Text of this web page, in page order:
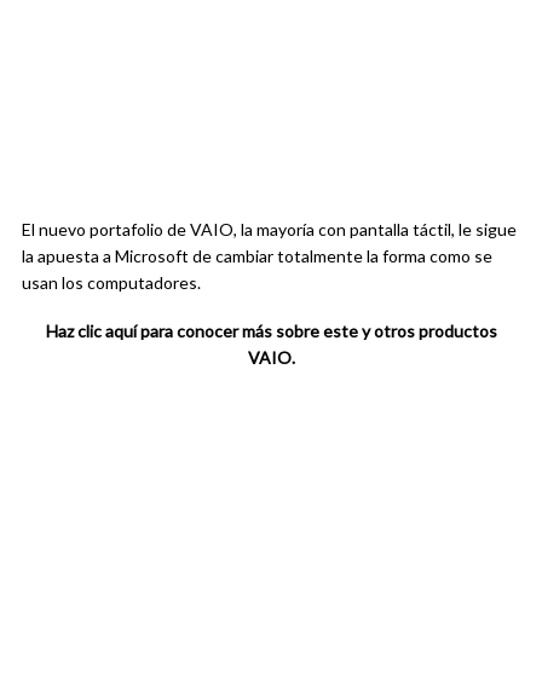
El nuevo portafolio de VAIO, la mayoría con pantalla táctil, le sigue
la apuesta a Microsoft de cambiar totalmente la forma como se
usan los computadores.
Haz clic aquí para conocer más sobre este y otros productos
VAIO.